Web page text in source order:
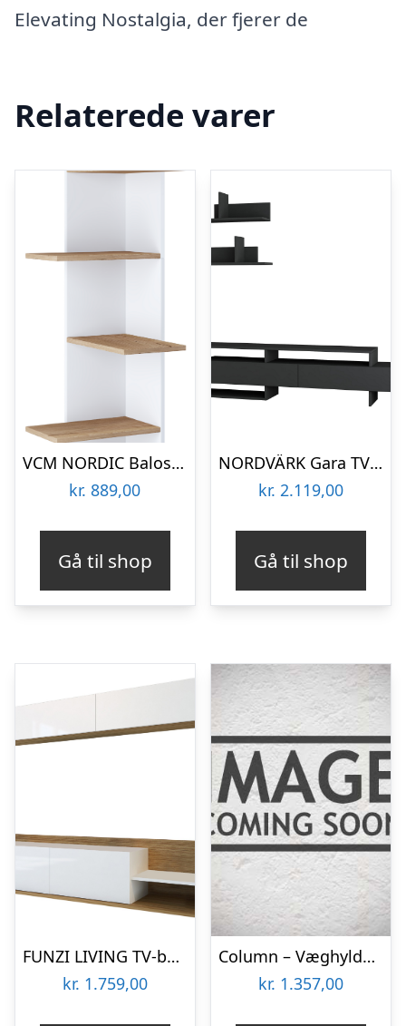
Elevating Nostalgia, der fjerer de
Relaterede varer
VCM NORDIC Balos XL hjørne væghylde – hvid/natur træ
kr. 889,00
Gå til shop
NORDVÄRK Gara TV-bord, m. 2 væghylder, 2 låger og 2 rum – antracitgrå melamin (180×32)
kr. 2.119,00
Gå til shop
FUNZI LIVING TV-bord og væghylde, m. låger og hylde – hvid og teaktræsfarvet melamin (sæt med 2)
kr. 1.759,00
Column – Væghylde i natur egetræ
kr. 1.357,00